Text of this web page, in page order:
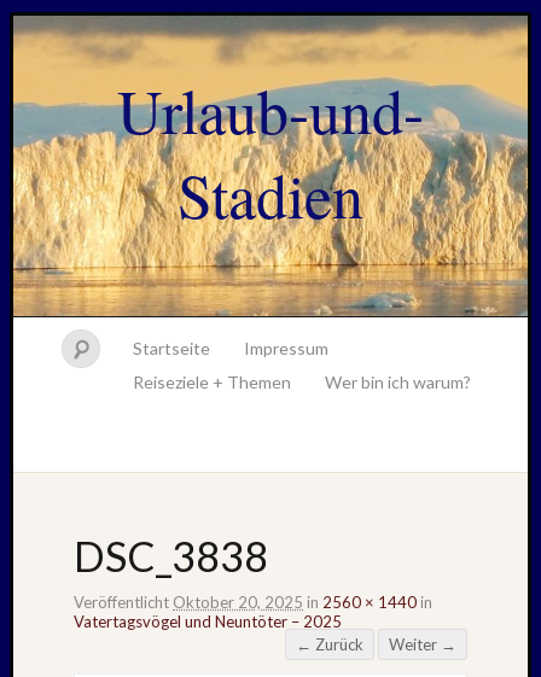
Urlaub-und-
Stadien
Startseite
Impressum
Reiseziele + Themen
Wer bin ich warum?
DSC_3838
Veröffentlicht Oktober 20, 2025 in 2560 × 1440 in
Vatertagsvögel und Neuntöter – 2025
← Zurück
Weiter →